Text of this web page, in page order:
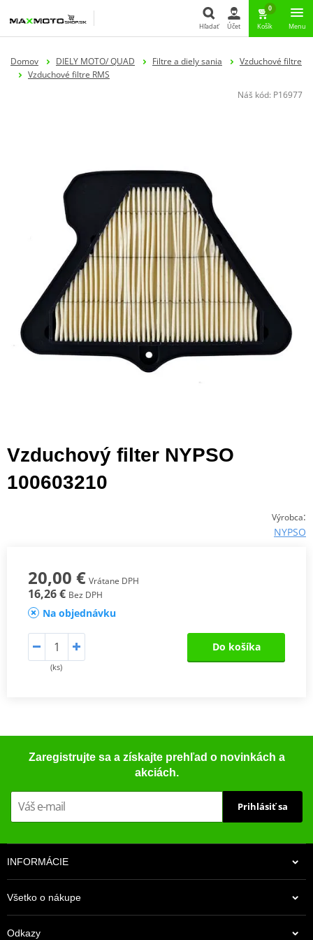
Hľadať
Hľadať Účet
0
Košík Menu
Domov DIELY MOTO/ QUAD Filtre a diely sania
Vzduchové filtre
Vzduchové filtre RMS
Náš kód: P16977
Vzduchový filter NYPSO
100603210
Výrobca:
NYPSO
20,00 € Vrátane DPH
16,26 € Bez DPH
Na objednávku
(ks)
Do košíka
Zaregistrujte sa a získajte prehľad o novinkách a
akciách.
Prihlásiť sa
INFORMÁCIE
Všetko o nákupe
Odkazy